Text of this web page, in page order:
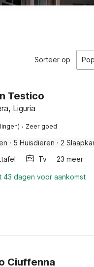
Sorteer op
Testico
Liguria
· Zeer goed
· 5 Huisdieren · 2
Tv 23 meer
43 dagen voor aankomst
Ciuffenna